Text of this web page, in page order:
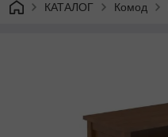
КАТАЛОГ Комод